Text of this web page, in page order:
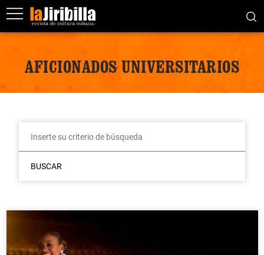
AFICIONADOS UNIVERSITARIOS
BUSCAR